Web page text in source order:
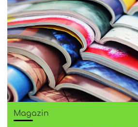
Magazin